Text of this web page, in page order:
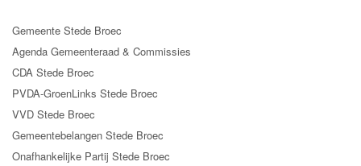
Gemeente Stede Broec
Agenda Gemeenteraad & Commissies
CDA Stede Broec
PVDA-GroenLinks Stede Broec
VVD Stede Broec
Gemeentebelangen Stede Broec
Onafhankelijke Partij Stede Broec